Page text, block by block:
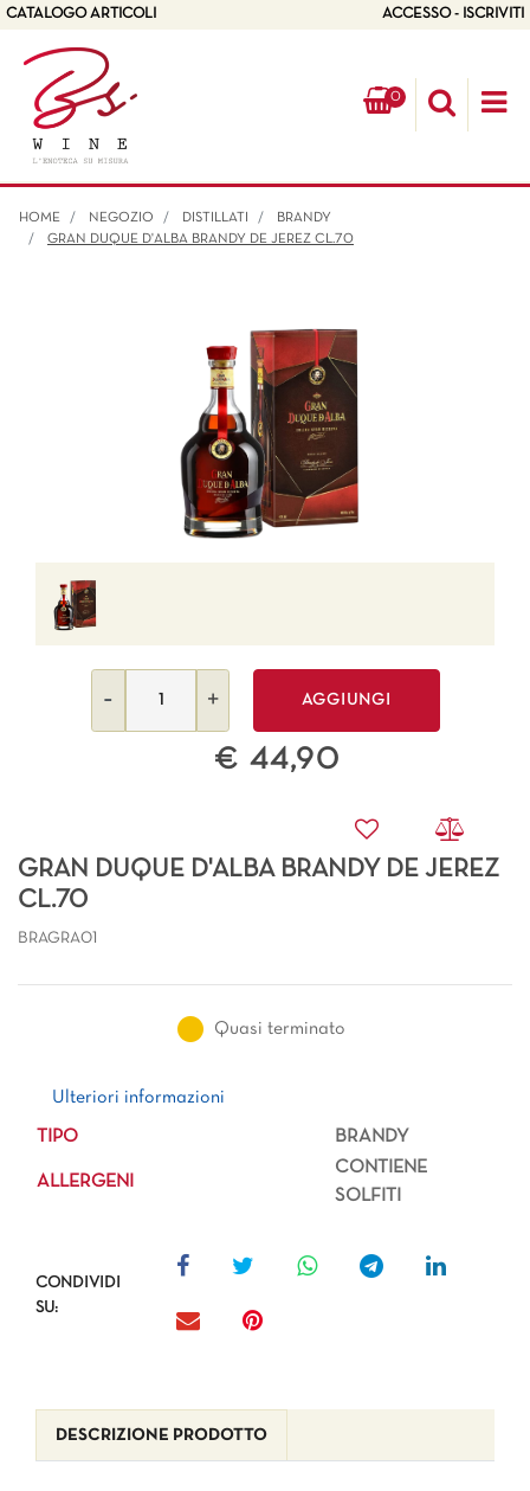
CATALOGO ARTICOLI ACCESSO - ISCRIVITI
0
HOME NEGOZIO DISTILLATI
BRANDY
GRAN DUQUE D'ALBA BRANDY DE JEREZ CL.70
AGGIUNGI
€ 44,90
GRAN DUQUE D'ALBA BRANDY DE JEREZ
CL.70
BRAGRA01
Quasi terminato
Ulteriori informazioni
Ulteriori informazioni
TIPO BRANDY
ALLERGENI
CONTIENE
SOLFITI
CONDIVIDI
SU:
DESCRIZIONE PRODOTTO